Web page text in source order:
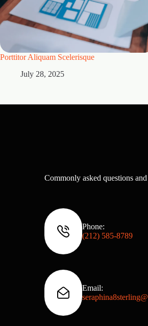
Porttitor Aliquam Scelerisque
July 28, 2025
Commonly asked questions
Phone:
(212) 585‑8789
Email: